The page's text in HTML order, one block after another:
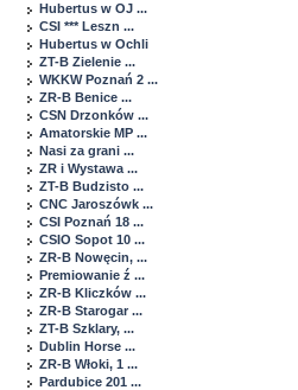
Hubertus w OJ ...
CSI *** Leszn ...
Hubertus w Ochli
ZT-B Zielenie ...
WKKW Poznań 2 ...
ZR-B Benice ...
CSN Drzonków ...
Amatorskie MP ...
Nasi za grani ...
ZR i Wystawa ...
ZT-B Budzisto ...
CNC Jaroszówk ...
CSI Poznań 18 ...
CSIO Sopot 10 ...
ZR-B Nowęcin, ...
Premiowanie ź ...
ZR-B Kliczków ...
ZR-B Starogar ...
ZT-B Szklary, ...
Dublin Horse ...
ZR-B Włoki, 1 ...
Pardubice 201 ...